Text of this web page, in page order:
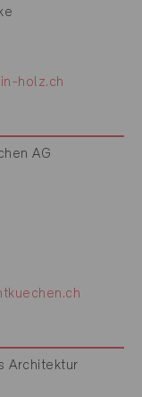
holz.ch
AG
Architektur